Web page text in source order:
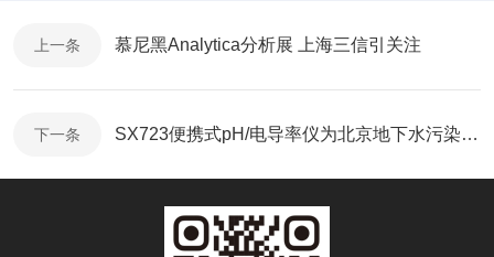
上一条 慕尼黑Analytica分析展 上海三信引关注
下一条 SX723便携式pH/电导率仪为北京地下水污染调查助力